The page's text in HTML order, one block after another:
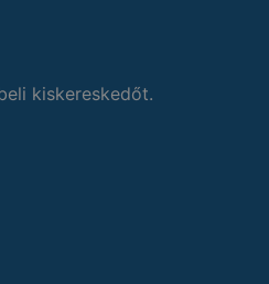
kiskereskedőt.